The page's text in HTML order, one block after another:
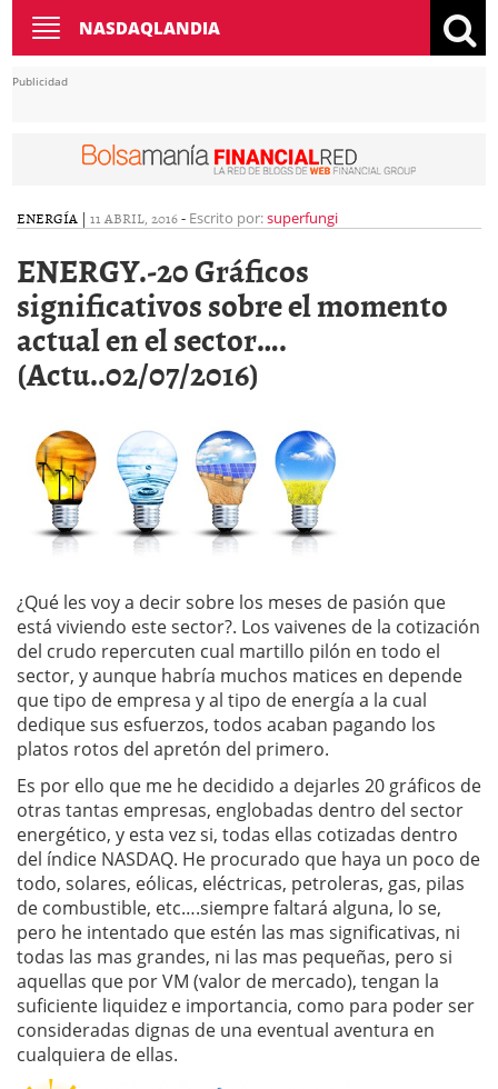
Toggle
navigation
NASDAQLANDIA
Publicidad
ENERGÍA | 11 ABRIL, 2016- Escrito por:superfungi
ENERGY.-20 Gráficos
significativos sobre el momento
actual en el sector….
(Actu..02/07/2016)
¿Qué les voy a decir sobre los meses de pasión que
está viviendo este sector?. Los vaivenes de la cotización
del crudo repercuten cual martillo pilón en todo el
sector, y aunque habría muchos matices en depende
que tipo de empresa y al tipo de energía a la cual
dedique sus esfuerzos, todos acaban pagando los
platos rotos del apretón del primero.
Es por ello que me he decidido a dejarles 20 gráficos de
otras tantas empresas, englobadas dentro del sector
energético, y esta vez si, todas ellas cotizadas dentro
del índice NASDAQ. He procurado que haya un poco de
todo, solares, eólicas, eléctricas, petroleras, gas, pilas
de combustible, etc….siempre faltará alguna, lo se,
pero he intentado que estén las mas significativas, ni
todas las mas grandes, ni las mas pequeñas, pero si
aquellas que por VM (valor de mercado), tengan la
suficiente liquidez e importancia, como para poder ser
consideradas dignas de una eventual aventura en
cualquiera de ellas.